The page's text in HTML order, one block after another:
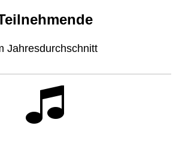
Jahresdurchschnitt